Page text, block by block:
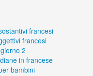
francesi
francesi
2
in francese
bambini